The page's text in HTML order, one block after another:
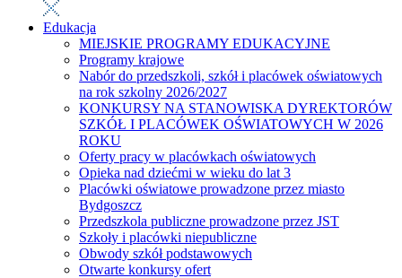
Edukacja
MIEJSKIE PROGRAMY EDUKACYJNE
Programy krajowe
Nabór do przedszkoli, szkół i placówek oświatowych
na rok szkolny 2026/2027
KONKURSY NA STANOWISKA DYREKTORÓW
SZKÓŁ I PLACÓWEK OŚWIATOWYCH W 2026
ROKU
Oferty pracy w placówkach oświatowych
Opieka nad dziećmi w wieku do lat 3
Placówki oświatowe prowadzone przez miasto
Bydgoszcz
Przedszkola publiczne prowadzone przez JST
Szkoły i placówki niepubliczne
Obwody szkół podstawowych
Otwarte konkursy ofert